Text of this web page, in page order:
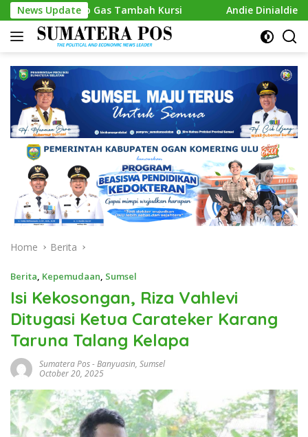
Skip
to
content
News Update
Gas Tambah Kursi Andie Dinialdie Kembalikan
Home Berita
Berita, Kepemudaan, Sumsel
Isi Kekosongan, Riza Vahlevi
Ditugasi Ketua Carateker Karang
Taruna Talang Kelapa
Sumatera Pos-Banyuasin, Sumsel
October 20, 2025